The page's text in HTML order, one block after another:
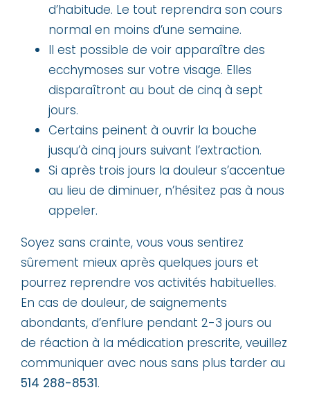
d’habitude. Le tout reprendra son cours
normal en moins d’une semaine.
Il est possible de voir apparaître des
ecchymoses sur votre visage. Elles
disparaîtront au bout de cinq à sept
jours.
Certains peinent à ouvrir la bouche
jusqu’à cinq jours suivant l’extraction.
Si après trois jours la douleur s’accentue
au lieu de diminuer, n’hésitez pas à nous
appeler.
Soyez sans crainte, vous vous sentirez
sûrement mieux après quelques jours et
pourrez reprendre vos activités habituelles.
En cas de douleur, de saignements
abondants, d’enflure pendant 2-3 jours ou
de réaction à la médication prescrite, veuillez
communiquer avec nous sans plus tarder au
514 288-8531.